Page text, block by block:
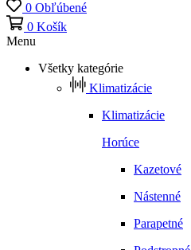
0 Obľúbené
0 Košík
Menu
Všetky kategórie
Klimatizácie
Klimatizácie
Horúce
Kazetové
Nástenné
Parapetné